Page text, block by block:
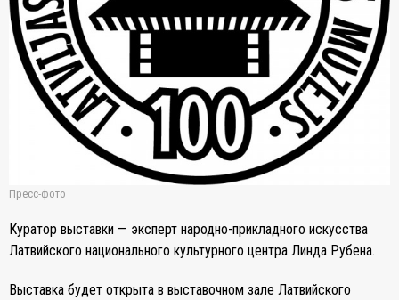
Пресс-фото
Куратор выставки — эксперт народно-прикладного искусства
Латвийского национального культурного центра Линда Рубена.
Выставка будет открыта в выставочном зале Латвийского